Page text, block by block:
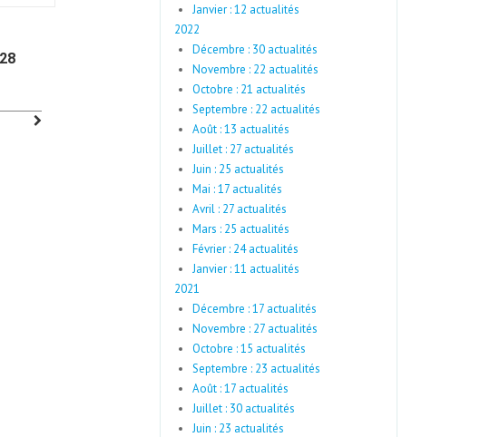
Janvier : 12 actualités
2022
Décembre : 30 actualités
Novembre : 22 actualités
Octobre : 21 actualités
Septembre : 22 actualités
Août : 13 actualités
Juillet : 27 actualités
Juin : 25 actualités
Mai : 17 actualités
Avril : 27 actualités
Mars : 25 actualités
Février : 24 actualités
Janvier : 11 actualités
2021
Décembre : 17 actualités
Novembre : 27 actualités
Octobre : 15 actualités
Septembre : 23 actualités
Août : 17 actualités
Juillet : 30 actualités
Juin : 23 actualités